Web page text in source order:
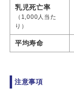
乳児死亡率
（1,000人当た
り）
平均寿命
注意事項